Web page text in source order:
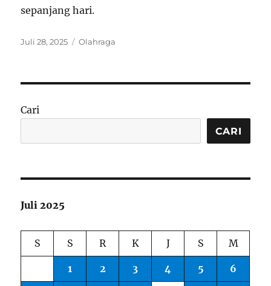
sepanjang hari.
Posted
Juli 28, 2025 Categories
Olahraga
Cari
CARI
Juli 2025
S S R K J S M
1 2 3 4 5 6